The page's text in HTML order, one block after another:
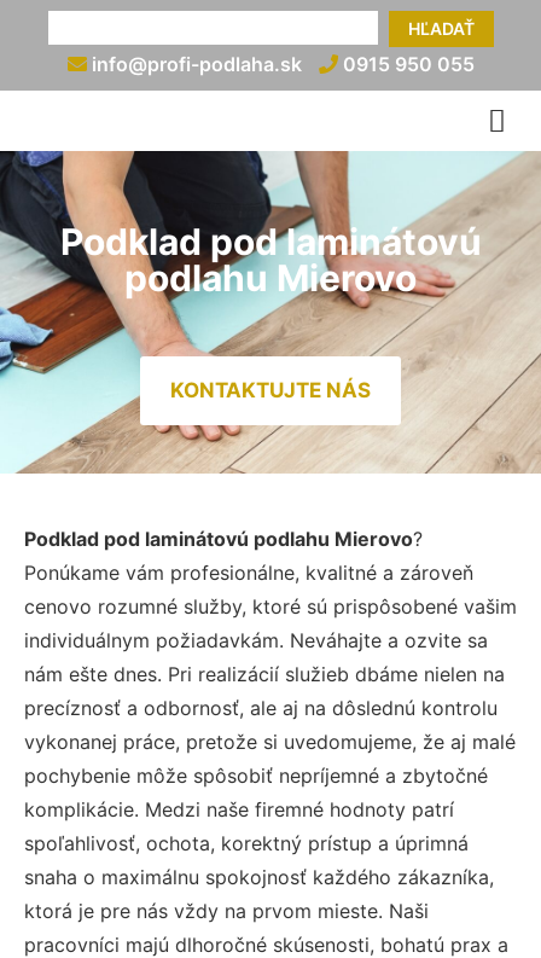
HĽADAŤ
info@profi-podlaha.sk 0915 950 055
Podklad pod laminátovú
podlahu Mierovo
KONTAKTUJTE NÁS
Podklad pod laminátovú podlahu Mierovo?
Ponúkame vám profesionálne, kvalitné a zároveň
cenovo rozumné služby, ktoré sú prispôsobené vašim
individuálnym požiadavkám. Neváhajte a ozvite sa
nám ešte dnes. Pri realizácií služieb dbáme nielen na
precíznosť a odbornosť, ale aj na dôslednú kontrolu
vykonanej práce, pretože si uvedomujeme, že aj malé
pochybenie môže spôsobiť nepríjemné a zbytočné
komplikácie. Medzi naše firemné hodnoty patrí
spoľahlivosť, ochota, korektný prístup a úprimná
snaha o maximálnu spokojnosť každého zákazníka,
ktorá je pre nás vždy na prvom mieste. Naši
pracovníci majú dlhoročné skúsenosti, bohatú prax a